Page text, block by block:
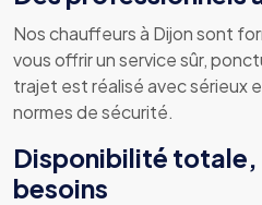
Nos chauffeurs à Dijon sont
vous offrir un service sûr,
trajet est réalisé avec sérieux
normes de sécurité.
Disponibilité totale,
besoins